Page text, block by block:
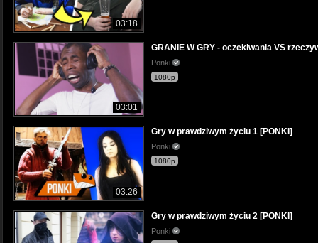
03:18
03:01
GRANIE W GRY - oczekiwania VS
Ponki
1080p
03:26
Gry w prawdziwym życiu 1 [PONKI]
Ponki
1080p
Gry w prawdziwym życiu 2 [PONKI]
Ponki